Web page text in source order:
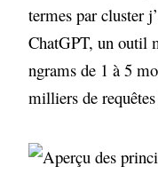
termes par cluster
ChatGPT, un outil
ngrams de 1 à 5
milliers de